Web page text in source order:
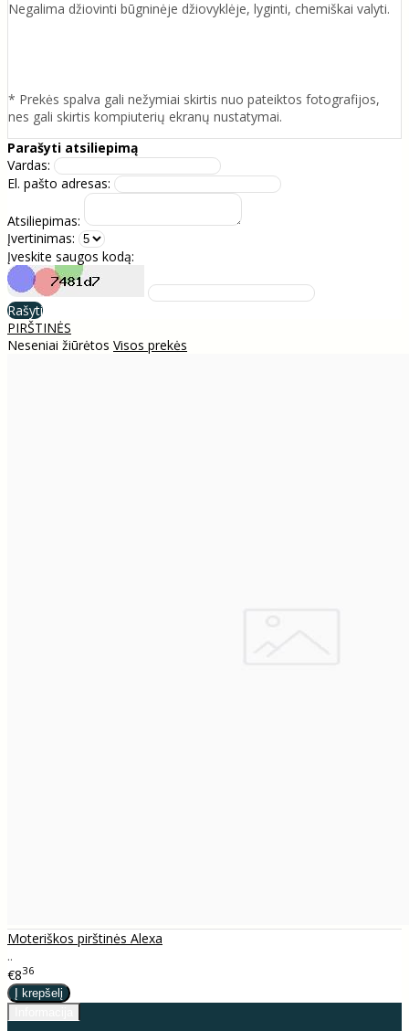
Negalima džiovinti būgninėje džiovyklėje, lyginti, chemiškai valyti.
* Prekės spalva gali nežymiai skirtis nuo pateiktos fotografijos,
nes gali skirtis kompiuterių ekranų nustatymai.
Parašyti atsiliepimą
Vardas:
El. pašto adresas:
Atsiliepimas:
Įvertinimas:
Įveskite saugos kodą:
Rašyti
PIRŠTINĖS
Neseniai žiūrėtos Visos prekės
Moteriškos pirštinės Alexa
..
€836